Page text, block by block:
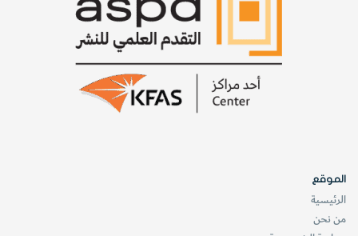
الموقع
الرئيسية
من نحن